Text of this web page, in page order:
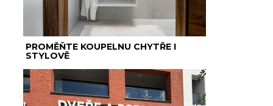
PROMĚŇTE KOUPELNU CHYTŘE I
STYLOVĚ